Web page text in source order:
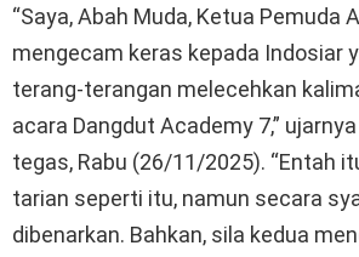
“Saya, Abah Muda, Ketua Pemuda
mengecam keras kepada Indosiar
terang-terangan melecehkan
acara Dangdut Academy 7,”
tegas, Rabu (26/11/2025). “Entah
tarian seperti itu, namun secara
dibenarkan. Bahkan, sila kedua